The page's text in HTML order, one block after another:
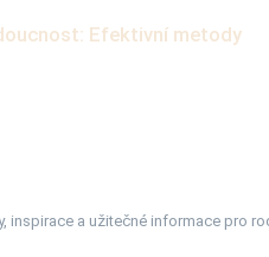
Efektivní metody
a užitečné informace pro